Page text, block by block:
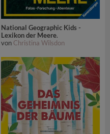
National Geographic Kids -
Lexikon der Meere.
von Christina Wilsdon